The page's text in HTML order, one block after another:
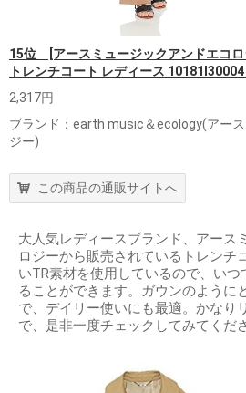
15位 [アースミュージックアンドエコ
トレンチコート レディース 10181I30004
2,317円
ブランド：earth music＆ecology(アー
ジー)
この商品の通販サイトへ
大人気レディースブランド、アース
ロジーから販売されているトレンチ
いTR素材を使用しているので、い
ることができます。ガウンのように
で、デイリー使いにも最適。かなり
で、是非一度チェックしてみてくだ